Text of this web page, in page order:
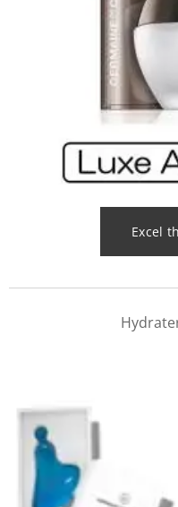
Excel